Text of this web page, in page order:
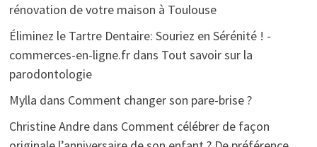
rénovation de votre maison à Toulouse
Éliminez le Tartre Dentaire: Souriez en Sérénité ! -
commerces-en-ligne.frdans Tout savoir sur la
parodontologie
Mylla dans Comment changer son pare-brise ?
Christine Andredans Comment célébrer de façon